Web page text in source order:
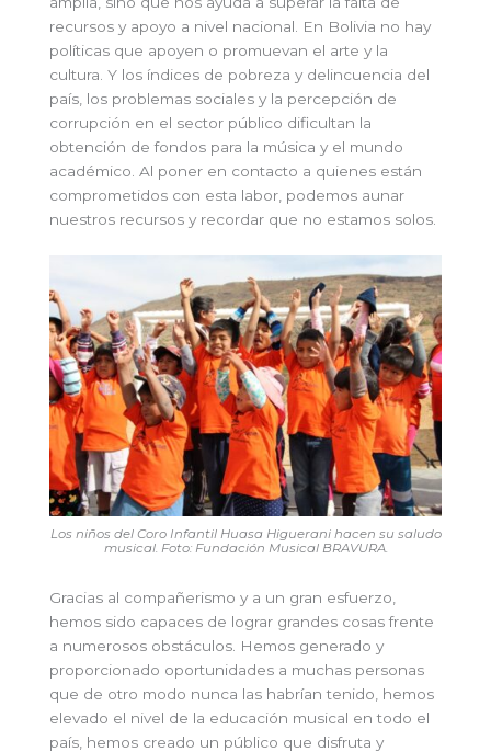
recursos y apoyo a nivel nacional. En Bolivia no hay
políticas que apoyen o promuevan el arte y la
cultura. Y los índices de pobreza y delincuencia del
país, los problemas sociales y la percepción de
corrupción en el sector público dificultan la
obtención de fondos para la música y el mundo
académico. Al poner en contacto a quienes están
comprometidos con esta labor, podemos aunar
nuestros recursos y recordar que no estamos solos.
Los niños del Coro Infantil Huasa Higuerani hacen su saludo
musical. Foto: Fundación Musical BRAVURA.
Gracias al compañerismo y a un gran esfuerzo,
hemos sido capaces de lograr grandes cosas frente
a numerosos obstáculos. Hemos generado y
proporcionado oportunidades a muchas personas
que de otro modo nunca las habrían tenido, hemos
elevado el nivel de la educación musical en todo el
país, hemos creado un público que disfruta y